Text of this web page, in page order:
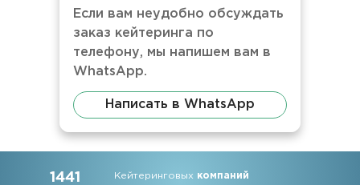
Если вам неудобно обсуждать
заказ кейтеринга по
телефону, мы напишем вам в
WhatsApp.
Написать в WhatsApp
1441 Кейтеринговых компаний